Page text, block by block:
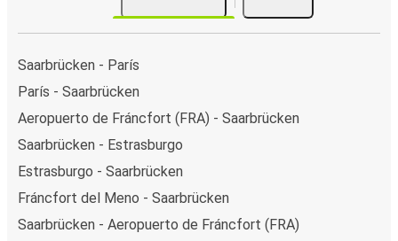
Saarbrücken - París
París - Saarbrücken
Aeropuerto de Fráncfort (FRA) - Saarbrücken
Saarbrücken - Estrasburgo
Estrasburgo - Saarbrücken
Fráncfort del Meno - Saarbrücken
Saarbrücken - Aeropuerto de Fráncfort (FRA)